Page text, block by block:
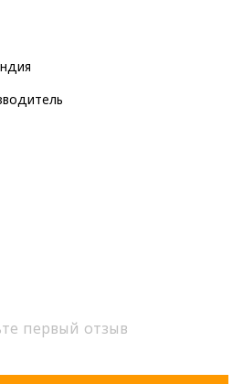
первый отзыв